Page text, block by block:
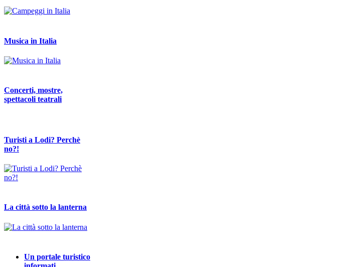
Musica in Italia
Concerti, mostre,
spettacoli teatrali
Turisti a Lodi? Perchè
no?!
La città sotto la lanterna
Un portale turistico